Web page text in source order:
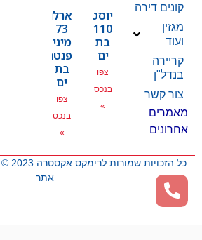
קונים דירה
מגזין
ועוד
קריירה
בנדל"ן
צור קשר
מאמרים
אחרונים
יוסטפל
110
בת
ים
צפו
בנכס
»
ארלוזרוב
73
מיני
פנטהאוז
בת
ים
צפו
בנכס
»
כל הזכויות שמורות לרימקס אקסטרה 2023 © |
אתר